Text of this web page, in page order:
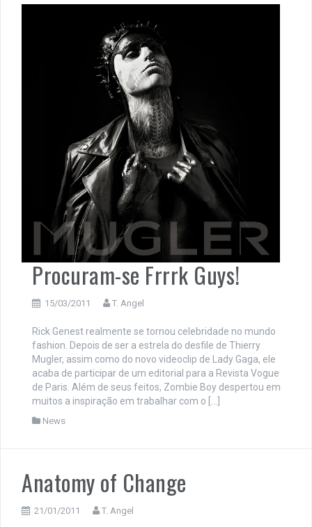
Procuram-se Frrrk Guys!
15/03/2011 T. Angel
Rick Genest realmente se tornou celebridade no mundo
fashion. Depois de ser a estrela do desfile de Thierry
Mugler, assim como do novo videoclip de Lady Gaga, ele
acaba de participar de um editorial para a Revista Vogue
de Paris. Além de seus feitos, Zombie Boy despertou em
muitos a inspiração em trabalhar com o […]
News
Anatomy of Change
21/01/2011 T. Angel